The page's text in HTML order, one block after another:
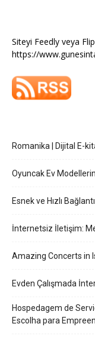
Siteyi Feedly veya
https://
Romanika | Dijital E-
Oyuncak Ev
Esnek ve Hızlı
İnternetsiz İletişim:
Amazing Concerts in
Evden Çalışmada
Hospedagem de
Escolha para